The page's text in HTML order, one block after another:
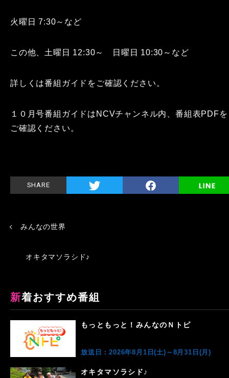
火曜日 7:30～など
この他、土曜日 12:30～ 日曜日 10:30～など
詳しくは番組ガイドをご確認ください。
１０月号番組ガイドはNCVチャンネル内、番組表PDFを
ご確認ください。
SHARE
みんなの世界
オキタマソラシド♪
新着おすすめ番組
もっともっと！みんなのＮトピ
放送日：2026年8月1日(土)～8月31日(月)
オキタマソラシド♪